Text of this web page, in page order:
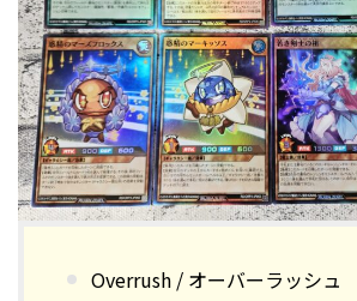
Overrush / オーバーラッシュ